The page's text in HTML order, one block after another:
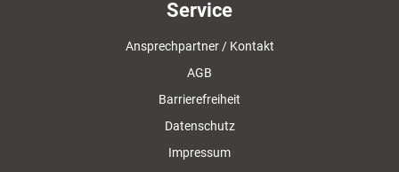
Service
Ansprechpartner / Kontakt
AGB
Barrierefreiheit
Datenschutz
Impressum